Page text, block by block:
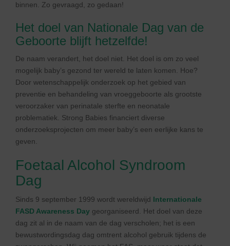
binnen. Zo gevraagd, zo gedaan!
Het doel van Nationale Dag van de
Geboorte blijft hetzelfde!
De naam verandert, het doel niet. Het doel is om zo veel
mogelijk baby’s gezond ter wereld te laten komen. Hoe?
Door wetenschappelijk onderzoek op het gebied van
preventie en behandeling van vroeggeboorte als grootste
veroorzaker van perinatale sterfte en neonatale
problematiek. Strong Babies financiert diverse
onderzoeksprojecten om meer baby’s een eerlijke kans te
geven.
Foetaal Alcohol Syndroom
Dag
Sinds 9 september 1999 wordt wereldwijd Internationale
FASD Awareness Day georganiseerd. Het doel van deze
dag zit al in de naam van de dag verscholen; het is een
bewustwordingsdag dag omtrent alcohol gebruik tijdens de